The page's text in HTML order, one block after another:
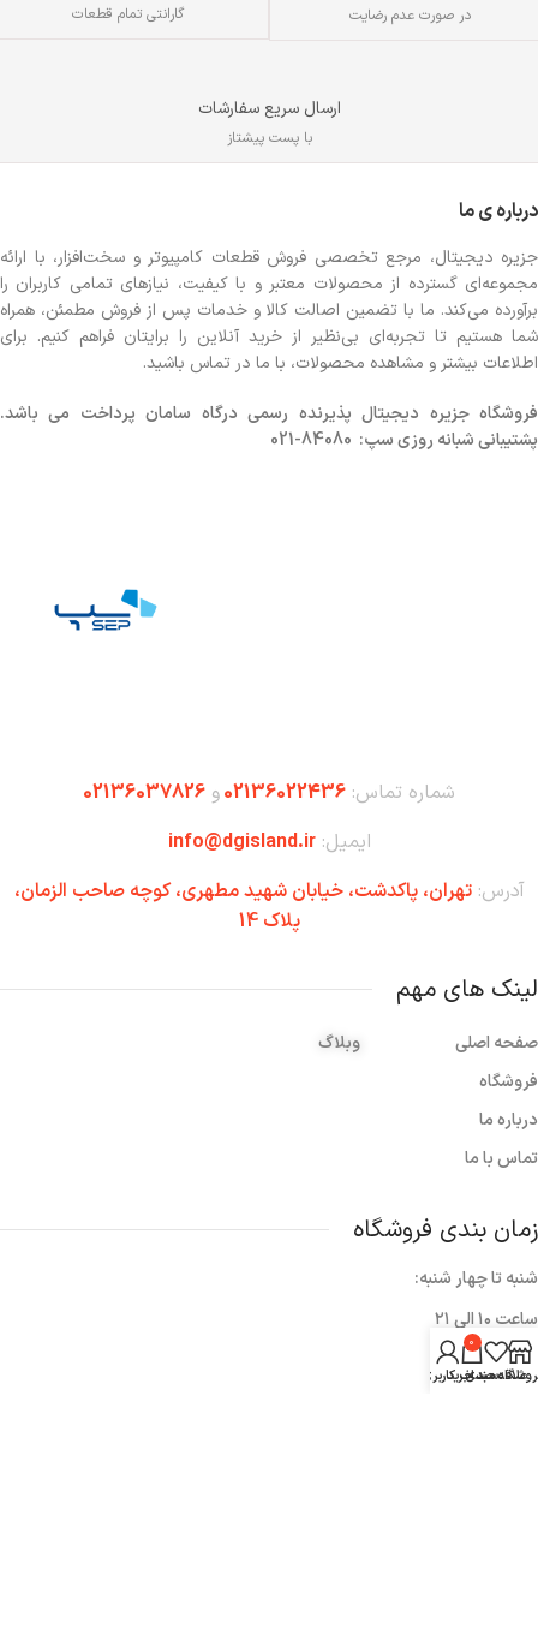
در صورت عدم رضایت گارانتی تمام قطعات
ارسال سریع سفارشات
با پست پیشتاز
درباره ی ما
جزیره دیجیتال، مرجع تخصصی فروش قطعات کامپیوتر و سخت‌افزار، با ارائه
مجموعه‌ای گسترده از محصولات معتبر و با کیفیت، نیازهای تمامی کاربران را
برآورده می‌کند. ما با تضمین اصالت کالا و خدمات پس از فروش مطمئن، همراه
شما هستیم تا تجربه‌ای بی‌نظیر از خرید آنلاین را برایتان فراهم کنیم. برای
اطلاعات بیشتر و مشاهده محصولات، با ما در تماس باشید.
فروشگاهجزیره دیجیتال پذیرنده رسمی درگاه سامان پرداخت می باشد.
پشتیبانی شبانه روزی سپ: 84080-021
شماره تماس: 02136022436و 02136037826
ایمیل:info@dgisland.ir
آدرس:تهران،‌ پاکدشت، خیابان شهید مطهری، کوچه صاحب الزمان،
پلاک 14
لینک های مهم
صفحه اصلی
فروشگاه
درباره ما
تماس با ما
وبلاگ
زمان بندی فروشگاه
شنبه تا چهار شنبه:
ساعت ۱۰ الی ۲۱
پنج شنبه ها:
علاقه مندی
0
سبد خرید
حساب کاربری من